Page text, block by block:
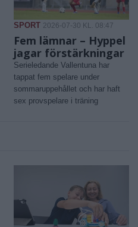
SPORT 2026-07-30 KL. 08:47
Fem lämnar – Hyppel
jagar förstärkningar
Serieledande Vallentuna har
tappat fem spelare under
sommaruppehållet och har haft
sex provspelare i träning